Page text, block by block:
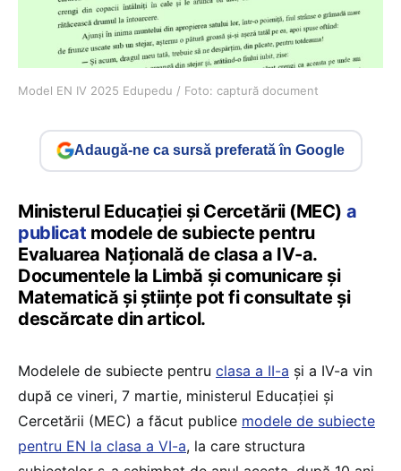
Model EN IV 2025 Edupedu / Foto: captură document
Adaugă-ne ca sursă preferată în Google
Ministerul Educației și Cercetării (MEC) a
publicat modele de subiecte pentru
Evaluarea Națională de clasa a IV-a.
Documentele la Limbă și comunicare și
Matematică și științe pot fi consultate și
descărcate din articol.
Modelele de subiecte pentru clasa a II-a și a IV-a vin
după ce vineri, 7 martie, ministerul Educației și
Cercetării (MEC) a făcut publice modele de subiecte
pentru EN la clasa a VI-a, la care structura